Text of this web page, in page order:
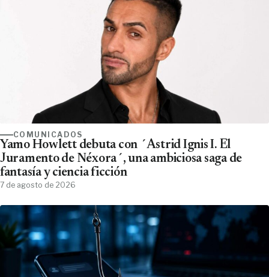
COMUNICADOS
Yamo Howlett debuta con ´Astrid Ignis I. El
Juramento de Néxora´, una ambiciosa saga de
fantasía y ciencia ficción
7 de agosto de 2026